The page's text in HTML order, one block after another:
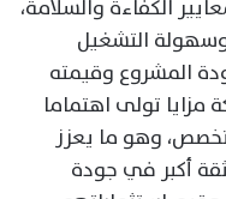
الكفاءة والسلامة،
التشغيل
المشروع وقيمته
تولى اهتماما
تخصص، وهو ما يعزز
أكبر في جودة